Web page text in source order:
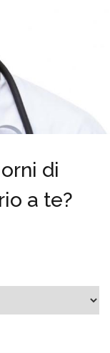
di
a te?